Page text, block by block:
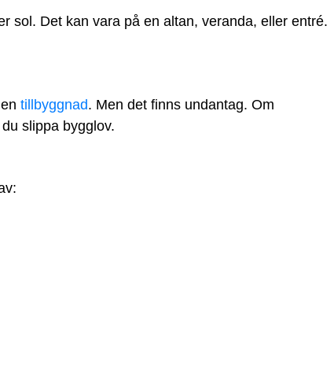
sol. Det kan vara på en altan, veranda, eller entré.
tillbyggnad. Men det finns undantag. Om
slippa bygglov.